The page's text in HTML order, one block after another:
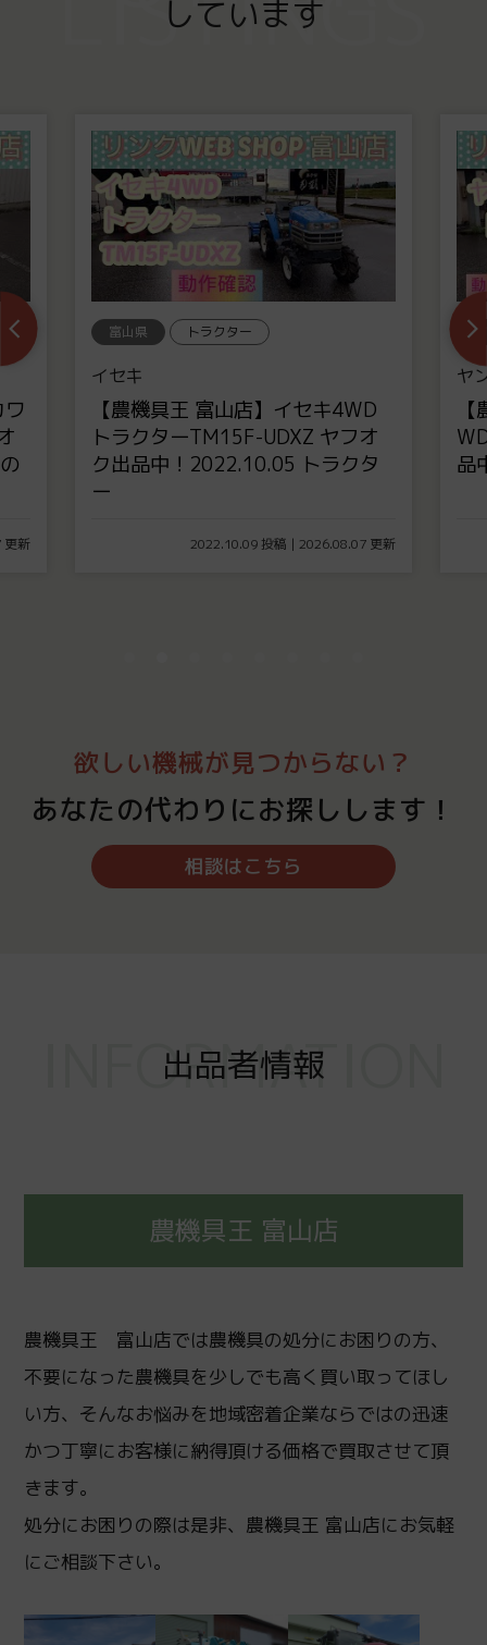
しています
更新
富山県 トラクター
イセキ
【農機具王 富山店】イセキ4WD
トラクターTM15F-UDXZ ヤフオ
ク出品中！2022.10.05 トラクタ
ー
2022.10.09 投稿 | 2026.08.07 更新
ヤ
品
欲しい機械が見つからない？
あなたの代わりにお探しします！
相談はこちら
出品者情報
INFORMATION
農機具王 富山店
農機具王 富山店では農機具の処分にお困りの方、
不要になった農機具を少しでも高く買い取ってほし
い方、そんなお悩みを地域密着企業ならではの迅速
かつ丁寧にお客様に納得頂ける価格で買取させて頂
きます。
処分にお困りの際は是非、農機具王 富山店にお気軽
にご相談下さい。